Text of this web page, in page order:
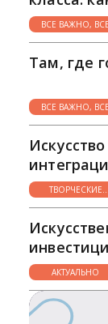
новому
ВСЕ ВАЖНО, ВСЕ
НУЖНО
Там, где
ВСЕ ВАЖНО, ВСЕ
НУЖНО
ТВОРЧЕСКИЕ
ГОРИЗОНТЫ
АКТУАЛЬНО